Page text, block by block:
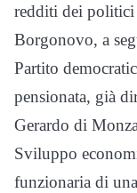
redditi dei politici
Borgonovo, a
Partito
pensionata, già
Gerardo di
Sviluppo
funzionaria di